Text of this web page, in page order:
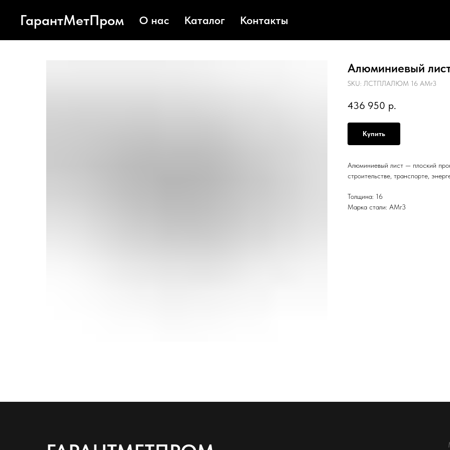
ГарантМетПром О нас Каталог Контакты
Алюминиевый
SKU: ЛСТПЛАЛЮМ 16 АМг3
436 950 р.
Купить
Алюминиевый лист — плоский
строительстве, транспорте,
Толщина: 16
Марка стали: АМг3